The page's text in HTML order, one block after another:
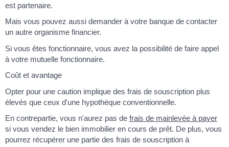
est partenaire.
Mais vous pouvez aussi demander à votre banque de contacter
un autre organisme financier.
Si vous êtes fonctionnaire, vous avez la possibilité de faire appel
à votre mutuelle fonctionnaire.
Coût et avantage
Opter pour une caution implique des frais de souscription plus
élevés que ceux d'une hypothèque conventionnelle.
En contrepartie, vous n'aurez pas de frais de mainlevée à payer
si vous vendez le bien immobilier en cours de prêt. De plus, vous
pourrez récupérer une partie des frais de souscription à